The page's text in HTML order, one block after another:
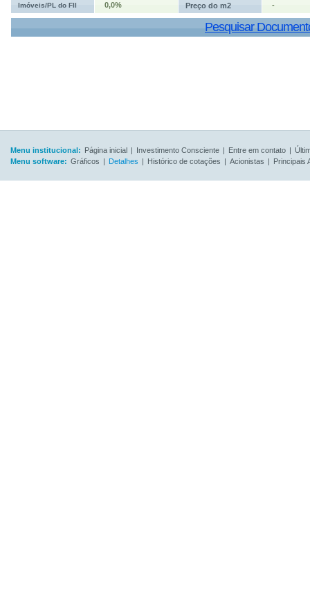
Imóveis/PL do FII 0,0% Preço do m2 -
Pesquisar
Menu institucional: Página inicial | Investimento Consciente | Entre em contato |
Menu software: Gráficos | Detalhes | Histórico de cotações | Acionistas | Principais